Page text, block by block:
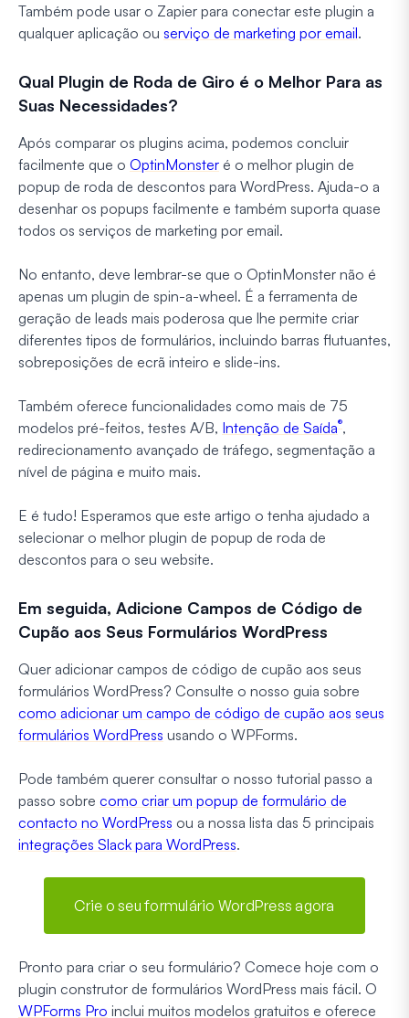
Também pode usar o Zapier para conectar este plugin a
qualquer aplicação ou serviço de marketing por email.
Qual Plugin de Roda de Giro é o Melhor Para as
Suas Necessidades?
Após comparar os plugins acima, podemos concluir
facilmente que o OptinMonster é o melhor plugin de
popup de roda de descontos para WordPress. Ajuda-o a
desenhar os popups facilmente e também suporta quase
todos os serviços de marketing por email.
No entanto, deve lembrar-se que o OptinMonster não é
apenas um plugin de spin-a-wheel. É a ferramenta de
geração de leads mais poderosa que lhe permite criar
diferentes tipos de formulários, incluindo barras flutuantes,
sobreposições de ecrã inteiro e slide-ins.
Também oferece funcionalidades como mais de 75
modelos pré-feitos, testes A/B, Intenção de Saída®,
redirecionamento avançado de tráfego, segmentação a
nível de página e muito mais.
E é tudo! Esperamos que este artigo o tenha ajudado a
selecionar o melhor plugin de popup de roda de
descontos para o seu website.
Em seguida, Adicione Campos de Código de
Cupão aos Seus Formulários WordPress
Quer adicionar campos de código de cupão aos seus
formulários WordPress? Consulte o nosso guia sobre
como adicionar um campo de código de cupão aos seus
formulários WordPress usando o WPForms.
Pode também querer consultar o nosso tutorial passo a
passo sobre como criar um popup de formulário de
contacto no WordPress ou a nossa lista das 5 principais
integrações Slack para WordPress.
Crie o seu formulário WordPress agora
Pronto para criar o seu formulário? Comece hoje com o
plugin construtor de formulários WordPress mais fácil. O
WPForms Pro inclui muitos modelos gratuitos e oferece